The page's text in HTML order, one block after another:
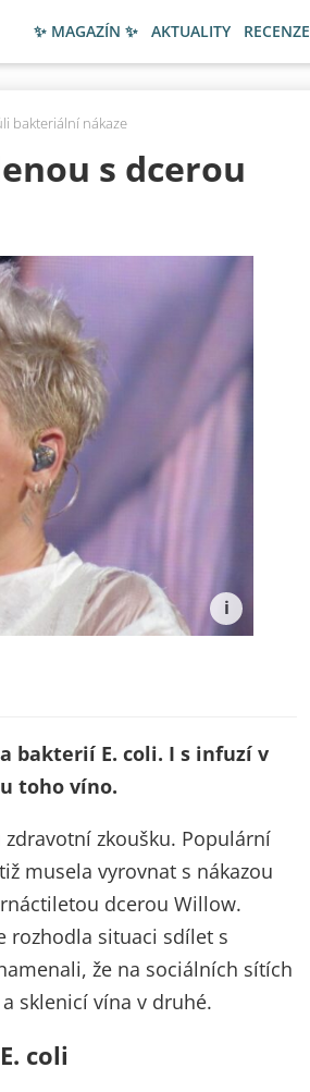
✨ MAGAZÍN ✨ AKTUALITY RECENZE
bakteriální nákaze
s dcerou
bakterií E. coli. I s infuzí v
toho víno.
zkoušku. Populární
musela vyrovnat s nákazou
dcerou Willow.
rozhodla situaci sdílet s
že na sociálních sítích
sklenicí vína v druhé.
coli